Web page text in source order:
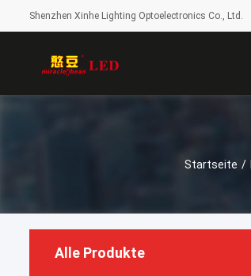
Shenzhen Xinhe Lighting Optoelectronics Co., Ltd.
Startseite /
Alle Produkte